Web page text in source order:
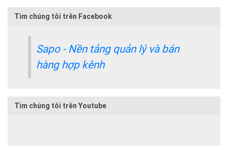
Tìm chúng tôi trên Facebook
Sapo - Nền tảng quản lý và bán
hàng hợp kênh
Tìm chúng tôi trên Youtube